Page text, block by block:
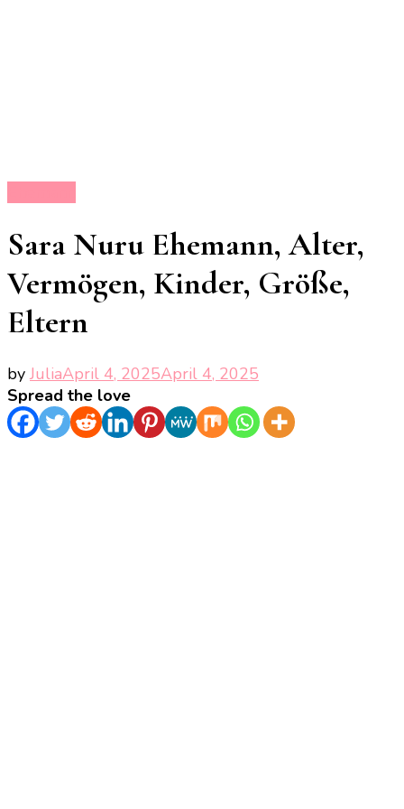
Sara Nuru Ehemann, Alter,
Vermögen, Kinder, Größe,
Eltern
byJuliaApril 4, 2025April 4, 2025
Spread the love